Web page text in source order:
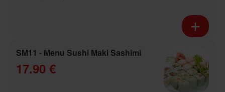
SM11 - Menu Sushi Maki Sashimi
17.90 €